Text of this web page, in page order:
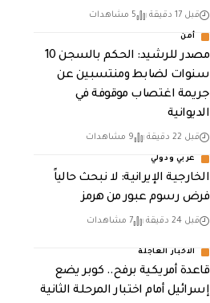
قبل 17 دقيقة 5 مشاهدات
أمن
مصدر للرشيد: الحكم بالسجن 10
سنوات لضابط ومنتسبين عن
جريمة اغتصاب موقوفة في
الديوانية
قبل 22 دقيقة 9 مشاهدات
عربي ودولي
الخارجية الإيرانية: لا نبحث حالياً
فرض رسوم عبور من هرمز
قبل 24 دقيقة 7 مشاهدات
الاخبار العاجلة
قاعدة أمريكية برفح.. كوبر يضع
إسرائيل أمام اختبار المرحلة الثانية